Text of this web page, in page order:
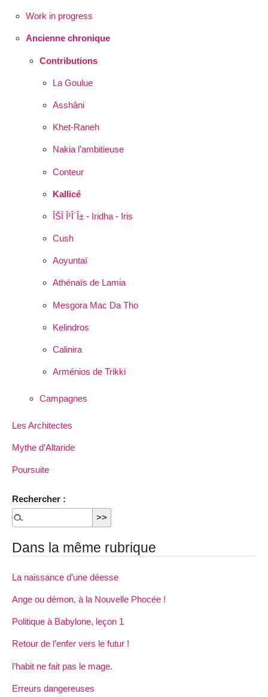
Work in progress
Ancienne chronique
Contributions
La Goulue
Asshâni
Khet-Raneh
Nakia l’ambitieuse
Conteur
Kallicé
ÎŠÏ Î¹Î´Î± - Iridha - Iris
Cush
Aoyuntaï
Athénaïs de Lamia
Mesgora Mac Da Tho
Kelindros
Calinira
Arménios de Trikki
Campagnes
Les Architectes
Mythe d’Altaride
Poursuite
Rechercher :
Dans la même rubrique
La naissance d’une déesse
Ange ou démon, à la Nouvelle Phocée !
Politique à Babylone, leçon 1
Retour de l’enfer vers le futur !
l’habit ne fait pas le mage.
Erreurs dangereuses